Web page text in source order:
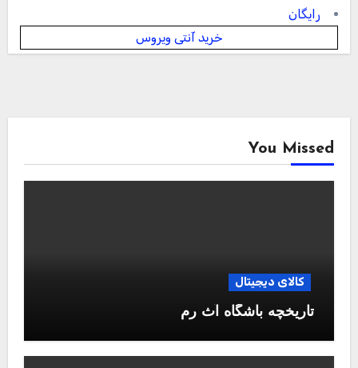
رایگان
خرید آنتی ویروس
You Missed
کالای دیجیتال
تاریخچه باشگاه آث رم